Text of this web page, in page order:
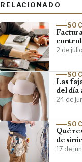
RELACIONADO
control
2 de
Las
del día
24 de
Qué
de
17 de